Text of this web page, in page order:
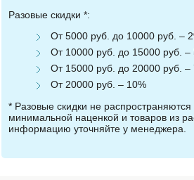
Разовые скидки *:
От 5000 руб. до 10000 руб. –
От 10000 руб. до 15000 руб. –
От 15000 руб. до 20000 руб. –
От 20000 руб. – 10%
* Разовые скидки не
минимальной наценкой и товаров из
информацию уточняйте у менеджера.